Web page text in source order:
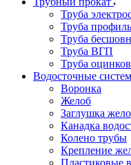
Труба
Труба
Труба
Труба ВГП
Труба
Водосточные
Воронка
Желоб
Заглушка
Канадка
Колено трубы
Крепление
Пластиковые